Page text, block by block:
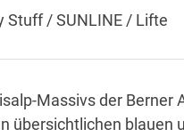
Stuff / SUNLINE / Lifte
Massivs der Berner
übersichtlichen blauen